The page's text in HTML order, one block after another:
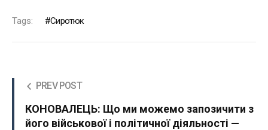
Tags: Сиротюк
PREV POST
КОНОВАЛЕЦЬ: Що ми можемо запозичити з
його військової і політичної діяльності —